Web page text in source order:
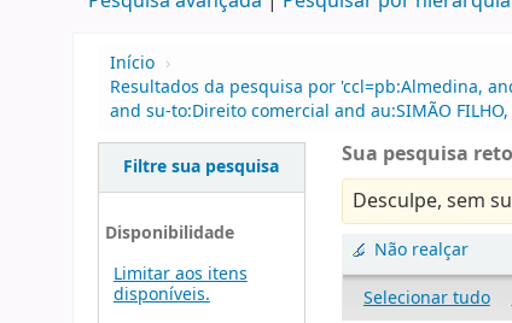
Início ›
Resultados da pesquisa por 'ccl=pb:Almedina,
and su-to:Direito comercial and au:SIMÃO
Filtre sua pesquisa
Disponibilidade
Limitar aos itens
disponíveis.
Sua pesquisa
Desculpe, sem
Não realçar
Selecionar tudo